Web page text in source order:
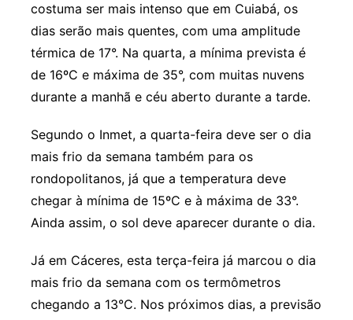
costuma ser mais intenso que em Cuiabá, os
dias serão mais quentes, com uma amplitude
térmica de 17°. Na quarta, a mínima prevista é
de 16ºC e máxima de 35°, com muitas nuvens
durante a manhã e céu aberto durante a tarde.
Segundo o Inmet, a quarta-feira deve ser o dia
mais frio da semana também para os
rondopolitanos, já que a temperatura deve
chegar à mínima de 15ºC e à máxima de 33°.
Ainda assim, o sol deve aparecer durante o dia.
Já em Cáceres, esta terça-feira já marcou o dia
mais frio da semana com os termômetros
chegando a 13°C. Nos próximos dias, a previsão